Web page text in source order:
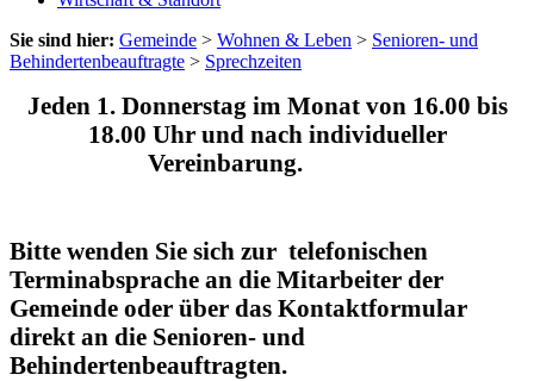
Sie sind hier: Gemeinde > Wohnen & Leben > Senioren- und
Behindertenbeauftragte > Sprechzeiten
Jeden 1. Donnerstag im Monat von 16.00 bis
18.00 Uhr und nach individueller
Vereinbarung.
Bitte wenden Sie sich zur telefonischen
Terminabsprache an die Mitarbeiter der
Gemeinde oder über das Kontaktformular
direkt an die Senioren- und
Behindertenbeauftragten.